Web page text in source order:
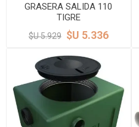
GRASERA SALIDA 110
TIGRE
$U 5.929 $U 5.336